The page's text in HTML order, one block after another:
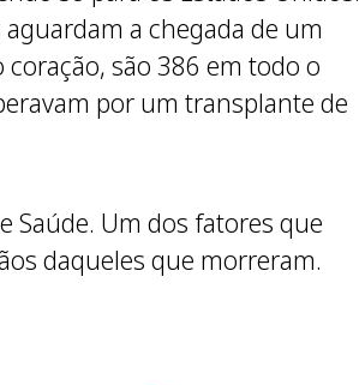
a chegada de um
são 386 em todo o
por um transplante de
Saúde. Um dos fatores que
daqueles que morreram.